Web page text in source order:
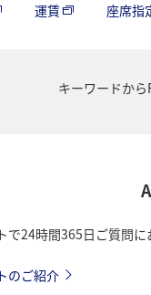
運賃 座席指
キーワードから
で24時間365日ご質問
のご紹介